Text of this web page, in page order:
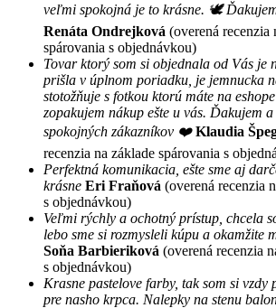
veľmi spokojná je to krásne. 🕊
Renáta Ondrejková (overená recenzia
spárovania s objednávkou)
Tovar ktorý som si objednala od Vás je
prišla v úplnom poriadku, je jemnucka
stotožňuje s fotkou ktorú máte na
zopakujem nákup ešte u vás. Ďakujem
spokojných zákazníkov ❤️ Klaudia
recenzia na základe spárovania s
Perfektná komunikacia, ešte sme aj
krásne Eri Fraňová (overená recenzia
s objednávkou)
Veľmi rýchly a ochotný prístup, chcela
lebo sme si rozmysleli kúpu a okamžite
Soňa Barbieriková (overená recenzia
s objednávkou)
Krasne pastelove farby, tak som si vzdy
pre nasho krpca. Nalepky na stenu